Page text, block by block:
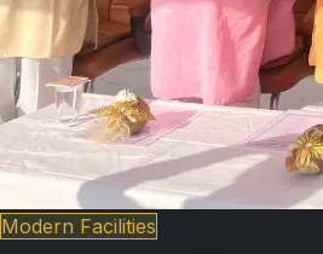
Modern Facilities